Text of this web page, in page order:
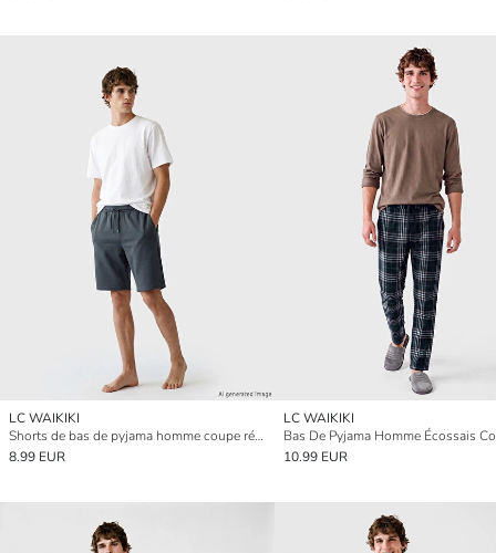
LC WAIKIKI
Shorts de bas de pyjama homme coupe régulière
8.99 EUR
LC WAIKIKI
10.99 EUR